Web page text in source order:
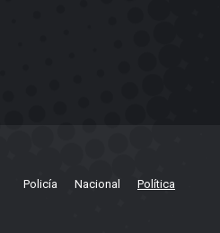
Policía Nacional Política